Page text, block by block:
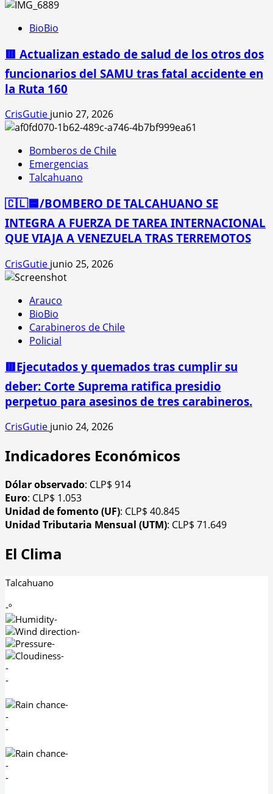
BioBio
🟥 Actualizan estado de salud de los otros dos
funcionarios del SAMU tras fatal accidente en
la Ruta 160
CrisGutie junio 27, 2026
Bomberos de Chile
Emergencias
Talcahuano
🇨🇱🟦/BOMBERO DE TALCAHUANO SE
INTEGRA A FUERZA DE TAREA INTERNACIONAL
QUE VIAJA A VENEZUELA TRAS TERREMOTOS
CrisGutie junio 25, 2026
Arauco
BioBio
Carabineros de Chile
Policial
🟥Ejecutados y quemados tras cumplir su
deber: Corte Suprema ratifica presidio
perpetuo para asesinos de tres carabineros.
CrisGutie junio 24, 2026
Indicadores Económicos
Dólar observado: CLP$ 914
Euro: CLP$ 1.053
Unidad de fomento (UF): CLP$ 40.845
Unidad Tributaria Mensual (UTM): CLP$ 71.649
El Clima
Talcahuano
-º
-
-
-
-
-
-
-
-
-
-
-
-